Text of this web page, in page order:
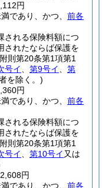
円
であり、かつ、 前各
される保険料額につ
されたならば保護を
則第20条第1項第1
号イ 第9号イ
第
を除く。)
円
であり、かつ、 前各
される保険料額につ
されたならば保護を
則第20条第1項第1
号イ 第10号イ 又は
円
であり、かつ、 前各